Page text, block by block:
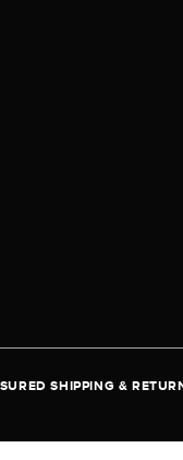
SHIPPING &